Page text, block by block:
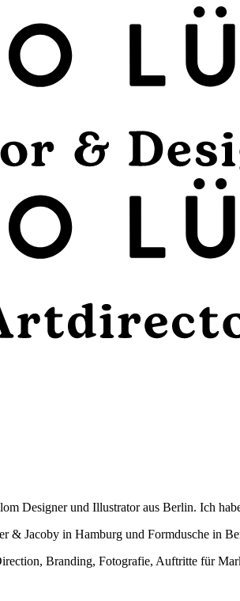
Designer und Illustrator aus Berlin. Ich
& Jacoby in Hamburg und Formdusche in
Branding, Fotografie, Auftritte für